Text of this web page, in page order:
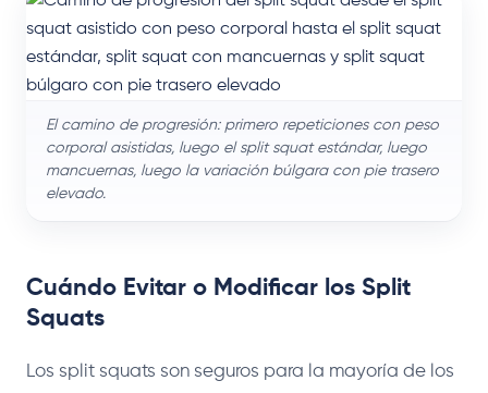
El camino de progresión: primero repeticiones con peso
corporal asistidas, luego el split squat estándar, luego
mancuernas, luego la variación búlgara con pie trasero
elevado.
Cuándo Evitar o Modificar los Split
Squats
Los split squats son seguros para la mayoría de los